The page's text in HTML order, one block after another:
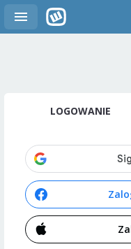
LOGOWANIE